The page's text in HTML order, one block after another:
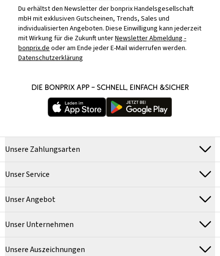
Du erhältst den Newsletter der bonprix Handelsgesellschaft
mbH mit exklusiven Gutscheinen, Trends, Sales und
individualisierten Angeboten. Diese Einwilligung kann jederzeit
mit Wirkung für die Zukunft unterNewsletter Abmeldung -
bonprix.deoder am Ende jeder E-Mail widerrufen werden.
Datenschutzerklärung
DIE BONPRIX APP – SCHNELL, EINFACH &SICHER
Unsere Zahlungsarten
Unser Service
Unser Angebot
Unser Unternehmen
Unsere Auszeichnungen